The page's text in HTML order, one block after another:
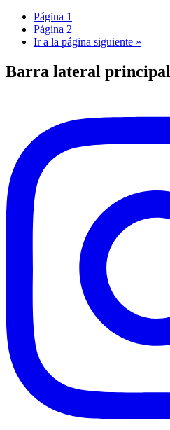
Página 1
Página 2
Ir a la página siguiente »
Barra lateral principal